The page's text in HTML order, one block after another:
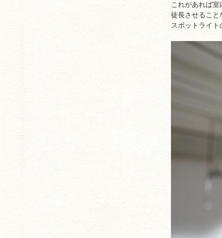
これがあれば
徒長させること
スポットライ